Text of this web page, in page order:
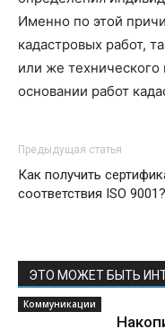
Именно по этой
кадастровых работ,
или же технического
основании работ
Предыдущая статья
Как получить
соответствия ISO 9001?
ЭТО МОЖЕТ БЫТЬ
Коммуникации